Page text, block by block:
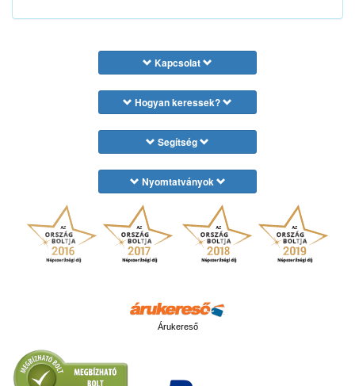
Kapcsolat
Hogyan keressek?
Segítség
Nyomtatványok
Árukereső